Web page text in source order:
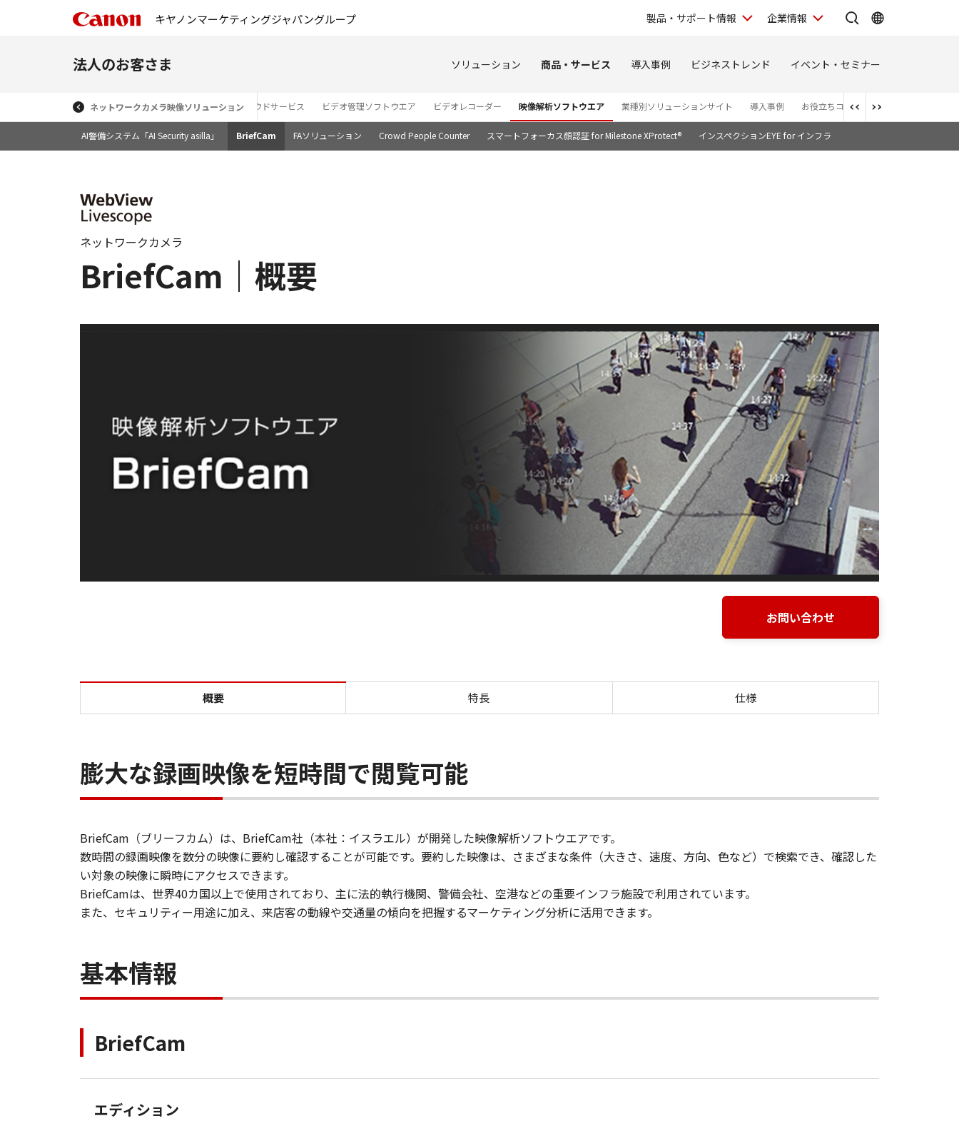
キヤノンマーケティングジャパングループ 製品・サポート情報 企業情報
法人のお客さま ソリューション 商品・サービス 導入事例 ビジネストレンド イベント・セミナー
ネットワークカメラ映像ソリューション
ネットワークカメラ 超高感度カメラ クラウドサービス ビデオ管理ソフトウエア ビデオレコーダー 映像解析ソフトウエア 業種別ソリューションサイト 導入事例 お役立ちコラム 映像DXシリーズ
AI警備システム「AI Security asilla」 BriefCam FAソリューション Crowd People Counter スマートフォーカス顔認証 for Milestone XProtect® インスペクションEYE for インフラ
BriefCam｜概要
ネットワークカメラ
お問い合わせ
概要 BriefCam
概要 特長 仕様
膨大な録画映像を短時間で閲覧可能
BriefCam（ブリーフカム）は、BriefCam社（本社：イスラエル）が開発した映像解析ソフトウエアです。
数時間の録画映像を数分の映像に要約し確認することが可能です。要約した映像は、さまざまな条件（大きさ、速度、方向、色など）で検索でき、確認した
い対象の映像に瞬時にアクセスできます。
BriefCamは、世界40カ国以上で使用されており、主に法的執行機関、警備会社、空港などの重要インフラ施設で利用されています。
また、セキュリティー用途に加え、来店客の動線や交通量の傾向を把握するマーケティング分析に活用できます。
基本情報
BriefCam
エディション